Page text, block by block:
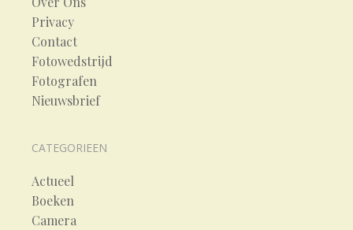
Privacy
Contact
Fotowedstrijd
Fotografen
Nieuwsbrief
CATEGORIEEN
Actueel
Boeken
Camera